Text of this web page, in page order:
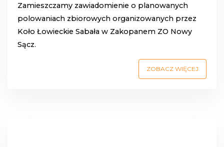
Zamieszczamy zawiadomienie o planowanych
polowaniach zbiorowych organizowanych przez
Koło Łowieckie Sabała w Zakopanem ZO Nowy
Sącz.
ZOBACZ WIĘCEJ